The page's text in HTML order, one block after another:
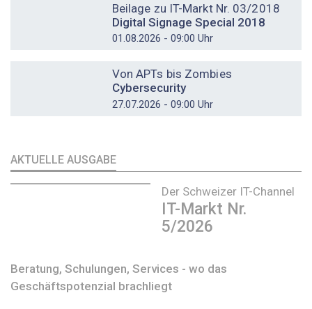
Beilage zu IT-Markt Nr. 03/2018
Digital Signage Special 2018
01.08.2026 - 09:00 Uhr
Von APTs bis Zombies
Cybersecurity
27.07.2026 - 09:00 Uhr
AKTUELLE AUSGABE
Der Schweizer IT-Channel
IT-Markt Nr.
5/2026
Beratung, Schulungen, Services - wo das
Geschäftspotenzial brachliegt